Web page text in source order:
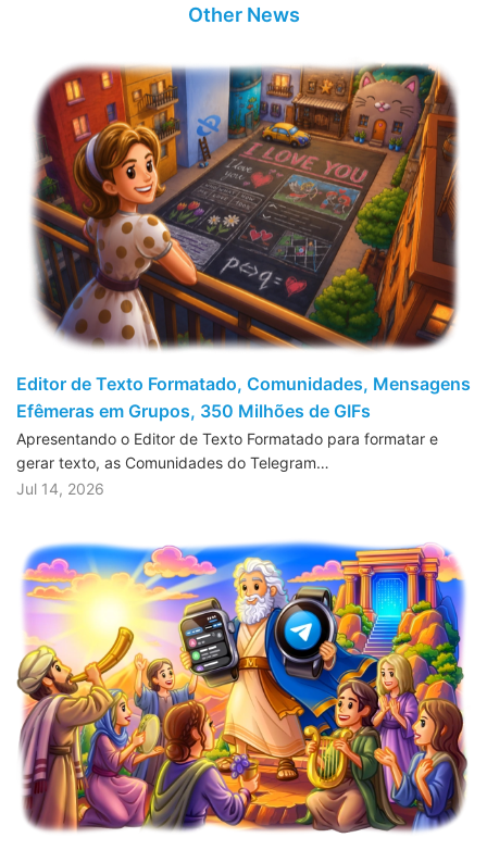
Other News
Editor de Texto Formatado, Comunidades, Mensagens
Efêmeras em Grupos, 350 Milhões de GIFs
Apresentando o Editor de Texto Formatado para formatar e
gerar texto, as Comunidades do Telegram…
Jul 14, 2026